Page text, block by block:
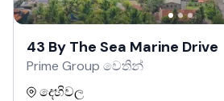
43 By The Sea Marine Drive
Prime Group වෙතින්
දෙහිවල